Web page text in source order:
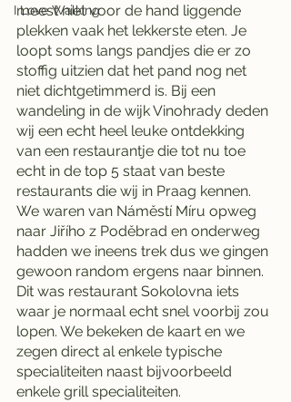
I Love Walking
meest niet voor de hand liggende
plekken vaak het lekkerste eten. Je
loopt soms langs pandjes die er zo
stoffig uitzien dat het pand nog net
niet dichtgetimmerd is. Bij een
wandeling in de wijk Vinohrady deden
wij een echt heel leuke ontdekking
van een restaurantje die tot nu toe
echt in de top 5 staat van beste
restaurants die wij in Praag kennen.
We waren van Náměstí Míru opweg
naar Jiřího z Poděbrad en onderweg
hadden we ineens trek dus we gingen
gewoon random ergens naar binnen.
Dit was restaurant Sokolovna iets
waar je normaal echt snel voorbij zou
lopen. We bekeken de kaart en we
zegen direct al enkele typische
specialiteiten naast bijvoorbeeld
enkele grill specialiteiten.